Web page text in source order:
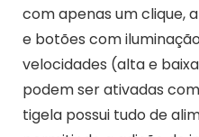
com apenas um clique,
e botões com iluminação
velocidades (alta e
podem ser ativadas
tigela possui tudo de